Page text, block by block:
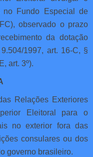
no Fundo Especial de
observado o prazo
da dotação
1997, art. 16-C, §
art. 3º).
Relações Exteriores
Eleitoral para o
no exterior fora das
consulares ou dos
governo brasileiro.